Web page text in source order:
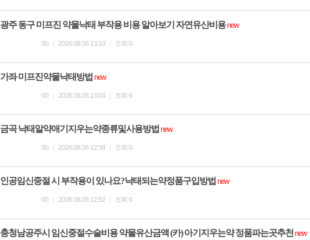
광주 동구 미프진 약물낙태 부작용 비용 알아보기 자연유산비용new
00 2026.08.06 13:10 조회 0
가좌 미프진약물낙­태방법 new
00 2026.08.06 13:04 조회 0
금곡 낙태알약애기지우는약종류및사용방법 new
00 2026.08.06 12:58 조회 0
인공임신중절 시 부작용이 있나요?낙태되는약정품구입방법 new
00 2026.08.06 12:52 조회 0
충청남공주시 임신중절수술비용 약물유산금액 (카) 아기지우는약 정품파는곳추천 new